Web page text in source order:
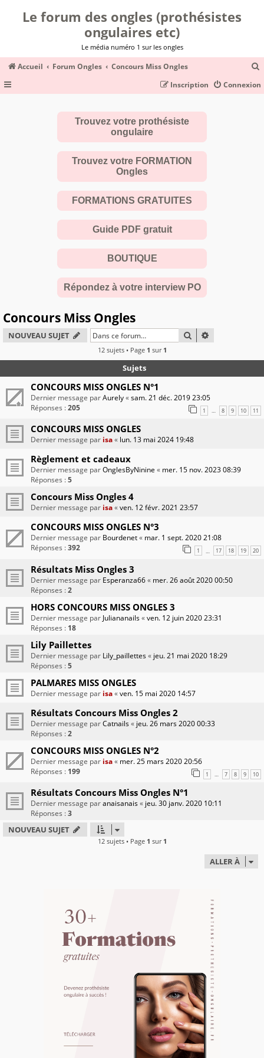
Le forum des ongles (prothésistes
ongulaires etc)
Le média numéro 1 sur les ongles
Accueil Forum Ongles Concours Miss Ongles
c
Connexion
Inscription
Trouvez votre prothésiste
ongulaire
Trouvez votre FORMATION
Ongles
FORMATIONS GRATUITES
Guide PDF gratuit
BOUTIQUE
Répondez à votre interview PO
Concours Miss Ongles
NOUVEAU SUJET RECHERCHER
12 sujets • Page 1 sur 1
Sujets
CONCOURS MISS ONGLES N°1
Dernier message parAurely«sam. 21 déc. 2019 23:05
Réponses :205 1 … 8 9 10 11
CONCOURS MISS ONGLES
Dernier message par isa« lun. 13 mai 2024 19:48
Règlement et cadeaux
Dernier message parOnglesByNinine « mer. 15 nov. 2023 08:39
Réponses :5
Concours Miss Ongles 4
Dernier message par isa«ven. 12 févr. 2021 23:57
CONCOURS MISS ONGLES N°3
Dernier message par Bourdenet« mar. 1 sept. 2020 21:08
Réponses :392 1 … 17 18 19 20
Résultats Miss Ongles 3
Dernier message par Esperanza66« mer. 26 août 2020 00:50
Réponses :2
HORS CONCOURS MISS ONGLES 3
Dernier message par Juliananails«ven. 12 juin 2020 23:31
Réponses : 18
Lily Paillettes
Dernier message par Lily_paillettes« jeu. 21 mai 2020 18:29
Réponses :5
PALMARES MISS ONGLES
Dernier message par isa«ven. 15 mai 2020 14:57
Résultats Concours Miss Ongles 2
Dernier message parCatnails« jeu. 26 mars 2020 00:33
Réponses :2
CONCOURS MISS ONGLES N°2
Dernier message par isa« mer. 25 mars 2020 20:56
Réponses : 199 1 … 7 8 9 10
Résultats Concours Miss Ongles N°1
Dernier message paranaisanais« jeu. 30 janv. 2020 10:11
Réponses :3
NOUVEAU SUJET
12 sujets • Page 1 sur 1
ALLER À